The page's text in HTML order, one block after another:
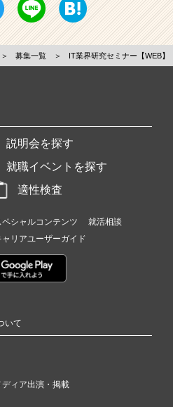
＞ 募集一覧 ＞ IT業界研究セミナー【WEB】
説明会を探す
就職イベントを探す
適性検査
ペシャルコンテンツ
就活相談
ャリアユーザーガイド
いて
ディア出演・掲載